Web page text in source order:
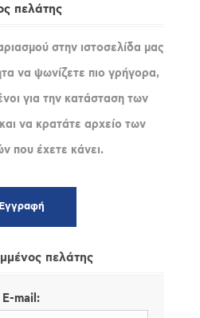
πελάτης
στην ιστοσελίδα μας
να ψωνίζετε πιο γρήγορα,
για την κατάσταση των
να κρατάτε αρχείο των
που έχετε κάνει.
πελάτης
E-mail: